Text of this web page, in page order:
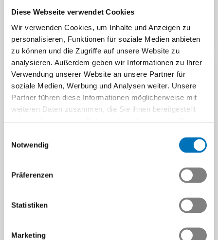
Diese Webseite verwendet Cookies
Wir verwenden Cookies, um Inhalte und Anzeigen zu
personalisieren, Funktionen für soziale Medien anbieten
zu können und die Zugriffe auf unsere Website zu
analysieren. Außerdem geben wir Informationen zu Ihrer
Verwendung unserer Website an unsere Partner für
soziale Medien, Werbung und Analysen weiter. Unsere
Partner führen diese Informationen möglicherweise mit
weiteren Daten zusammen, die Sie ihnen bereitgestellt
Notwendig
Präferenzen
Statistiken
Marketing
Gestaltung einer…
Beitrag | 16.10.2025
Von der Reform zum
2023 hat die kaufmännische
Spannung, Leidenschaft,